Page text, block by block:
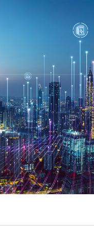
排放监控管理平台
耗监控管理平台
慧用电安全运营管理平台
力物联网综合运营管理平台
介绍 企业文化
渠道商 联系我们